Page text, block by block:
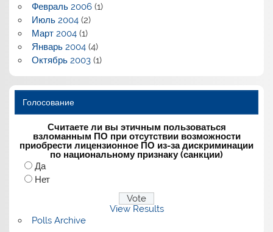
Февраль 2006(1)
Июль 2004(2)
Март 2004(1)
Январь 2004(4)
Октябрь 2003(1)
Голосование
Считаете ли вы этичным пользоваться
взломанным ПО при отсутствии возможности
приобрести лицензионное ПО из-за дискриминации
по национальному признаку (санкции)
Да
Нет
View Results
Polls Archive